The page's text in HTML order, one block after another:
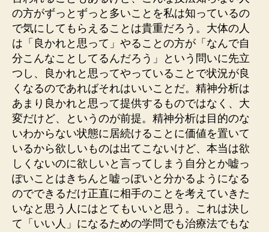
の方がずっとずっと多いことを私は知っているの
で気にしてもらえることは貴重だろう。大体の人
は「良かれと思って」やることの方が「なんで自
分こんなことしてるんだろう」という問いに先立
つし、良かれと思ってやっていることで状況が良
くなるのであればそれはいいことだ。精神分析は
あまり良かれと思って提供するものではなく、大
変だけど、というのが前提。精神分析は目的のな
いわからない状態に居続けることに価値を置いて
いるから欲しいものは出てこないけど、本当は欲
しくないのに欲しいと言ってしまう自分とか嘘っ
ぽいことはきちんと嘘っぽいと分かるようになる
のでできるだけ正直に相手のことを考えていきた
いなと思う人にはとてもいいと思う。これは決し
て「いい人」になるための学問でも治療法でもな